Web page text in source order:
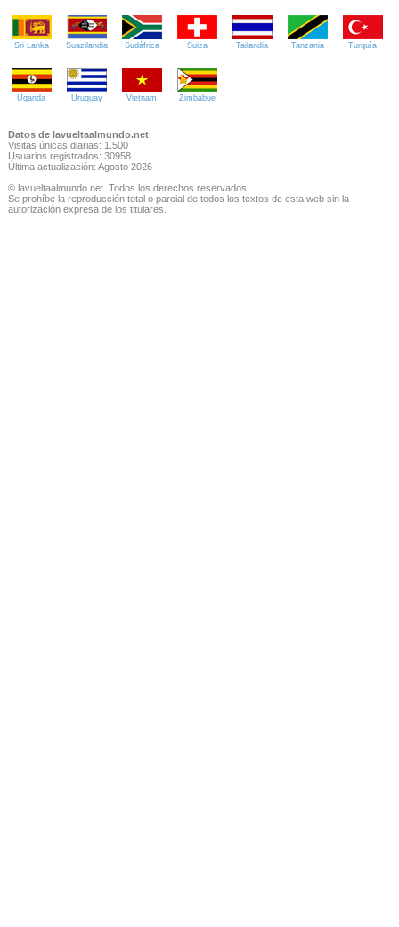
Sri Lanka Suazilandia Sudáfrica Suiza Tailandia Tanzania Turquía
Uganda Uruguay Vietnam Zimbabue
Datos de lavueltaalmundo.net
Visitas únicas diarias: 1.500
Usuarios registrados: 30958
Última actualización: Agosto 2026
© lavueltaalmundo.net. Todos los derechos reservados.
Se prohíbe la reproducción total o parcial de todos los textos de esta web sin la
autorización expresa de los titulares.